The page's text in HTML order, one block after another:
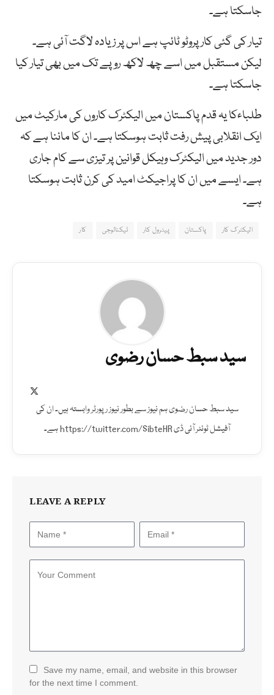
جاسکتا ہے۔
تیار کی گئی کار پروٹو ٹائپ ہے اس پر زیادہ لاگت آئی ہے۔
لیکن مستقبل میں اسے چھ لاکھ روپے تک میں بھی تیار کیا
جاسکتا ہے۔
طلباءکا یہ قدم پاکستان میں الیکٹرک کاروں کی مارکیٹ میں
ایک انقلابی پیش رفت ثابت ہوسکتا ہے۔ ان کا ماننا ہے کہ
دور جدید میں الیکٹرک وہیکل قوانین پر تیزی سے کام جاری
ہے۔ ایسے میں ان کا پراجیکٹ امید کی کرن ثابت ہوسکتا
ہے۔
الیکٹرک کار پاکستان پیٹرول کار ٹیکنالوجی کار
سید سبط حسان رضوی
سید سبط حسان رضوی ہم نیوز سے بطور نیوز رپورٹر وابستہ ہیں۔ ان کی
آفیشل ٹوئٹر آئی ڈی https://twitter.com/SibteHR ہے۔
LEAVE A REPLY
Save my name, email, and website in this browser
for the next time I comment.